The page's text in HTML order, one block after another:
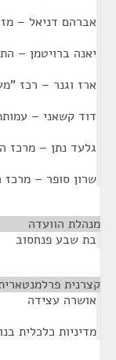
אברהם דניאל –
יאנה ברויטמן –
ארז וגנר – רכז
דוד קשאני –
גלעד נתן – מרכז
שרון סופר –
מנהלת הוועדה
בת שבע פנחסוב
קצרנית
אושרה עצידה
מדיניות כלכלית